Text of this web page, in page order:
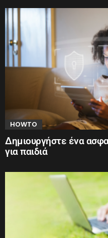
HOWTO
Δημιουργήστε ένα
για παιδιά